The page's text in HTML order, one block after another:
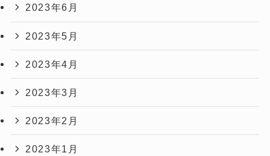
2023年6月
2023年5月
2023年4月
2023年3月
2023年2月
2023年1月